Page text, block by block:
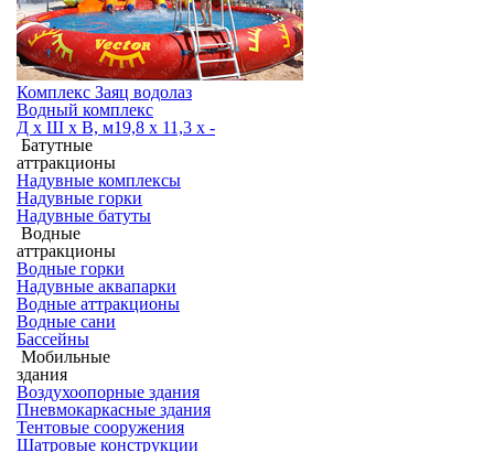
Комплекс Заяц водолаз
Водный комплекс
Д х Ш х В, м19,8 х 11,3 х -
Батутные
аттракционы
Надувные комплексы
Надувные горки
Надувные батуты
Водные
аттракционы
Водные горки
Надувные аквапарки
Водные аттракционы
Водные сани
Бассейны
Мобильные
здания
Воздухоопорные здания
Пневмокаркасные здания
Тентовые сооружения
Шатровые конструкции